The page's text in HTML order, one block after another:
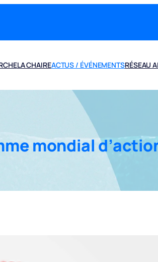
LA CHAIREACTUS / ÉVÉNEMENTSRÉSEAU
mondial